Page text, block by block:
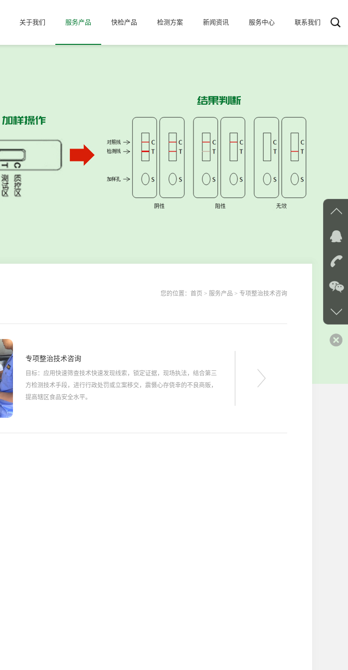
关于我们 服务产品 快检产品 检测方案 新闻资讯 服务中心 联系我们
您的位置： 首页 > 服务产品 > 专项整治技术咨询
专项整治技术咨询
目标：应用快速筛查技术快速发现线索，锁定证据，现场执法，结合第三
方检测技术手段，进行行政处罚或立案移交，震慑心存侥幸的不良商贩，
提高辖区食品安全水平。